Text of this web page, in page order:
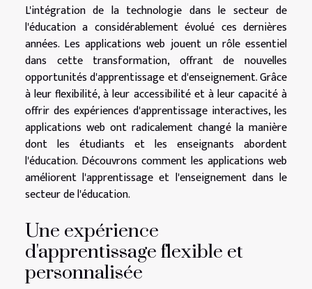
L'intégration de la technologie dans le secteur de
l'éducation a considérablement évolué ces dernières
années. Les applications web jouent un rôle essentiel
dans cette transformation, offrant de nouvelles
opportunités d'apprentissage et d'enseignement. Grâce
à leur flexibilité, à leur accessibilité et à leur capacité à
offrir des expériences d'apprentissage interactives, les
applications web ont radicalement changé la manière
dont les étudiants et les enseignants abordent
l'éducation. Découvrons comment les applications web
améliorent l'apprentissage et l'enseignement dans le
secteur de l'éducation.
Une expérience
d'apprentissage flexible et
personnalisée